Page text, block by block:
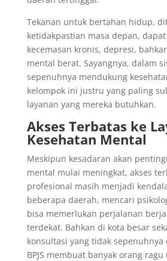
Tekanan untuk bertahan hidup,
ketidakpastian masa depan,
kecemasan kronis, depresi,
mental berat. Sayangnya, dalam
sepenuhnya mendukung
kelompok ini justru yang paling
layanan yang mereka butuhkan.
Akses Terbatas ke
Kesehatan Mental
Meskipun kesadaran akan
mental mulai meningkat, akses
profesional masih menjadi
beberapa daerah, mencari
bisa memerlukan perjalanan
terdekat. Bahkan di kota besar
konsultasi yang tidak
BPJS membuat banyak orang